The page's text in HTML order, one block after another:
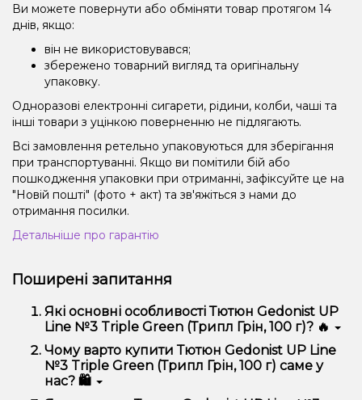
Ви можете повернути або обміняти товар протягом 14
днів, якщо:
він не використовувався;
збережено товарний вигляд та оригінальну
упаковку.
Одноразові електронні сигарети, рідини, колби, чаші та
інші товари з уцінкою поверненню не підлягають.
Всі замовлення ретельно упаковуються для зберігання
при транспортуванні. Якщо ви помітили бій або
пошкодження упаковки при отриманні, зафіксуйте це на
"Новій пошті" (фото + акт) та зв'яжіться з нами до
отримання посилки.
Детальніше про гарантію
Поширені запитання
Які основні особливості Тютюн Gedonist UP
Line №3 Triple Green (Трипл Грін, 100 г)? 🔥
Тютюн Gedonist UP Line №3 Triple Green (Трипл
Грін, 100 г) відрізняється високою якістю, зручністю
використання та надійністю.
Чому варто купити Тютюн Gedonist UP Line
№3 Triple Green (Трипл Грін, 100 г) саме у
нас? 🛍️